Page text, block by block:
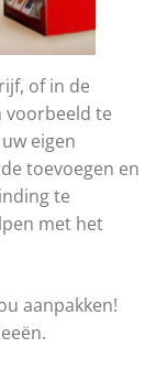
of in de
voorbeeld te
eigen
toevoegen en
te
met het
aanpakken!